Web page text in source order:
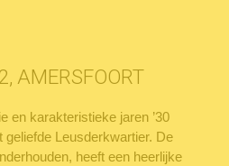
AMERSFOORT
en karakteristieke jaren ’30
geliefde Leusderkwartier. De
heeft een heerlijke